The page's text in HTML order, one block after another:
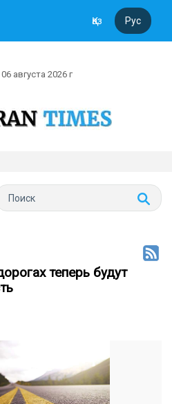
Қаз Рус
августа 2026 г
теперь будут